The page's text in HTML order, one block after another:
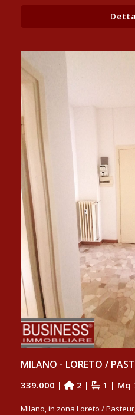
339.000 | 2 | 1 | Mq
Milano, in zona Loreto /